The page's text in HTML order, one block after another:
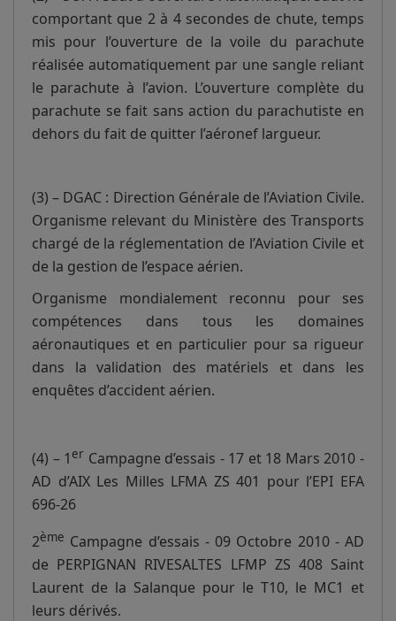
comportant que 2 à 4 secondes de chute, temps
mis pour l’ouverture de la voile du parachute
réalisée automatiquement par une sangle reliant
le parachute à l’avion. L’ouverture complète du
parachute se fait sans action du parachutiste en
dehors du fait de quitter l’aéronef largueur.
(3) – DGAC : Direction Générale de l’Aviation Civile.
Organisme relevant du Ministère des Transports
chargé de la réglementation de l’Aviation Civile et
de la gestion de l’espace aérien.
Organisme mondialement reconnu pour ses
compétences dans tous les domaines
aéronautiques et en particulier pour sa rigueur
dans la validation des matériels et dans les
enquêtes d’accident aérien.
(4) – 1 er Campagne d’essais - 17 et 18 Mars 2010 -
AD d’AIX Les Milles LFMA ZS 401 pour l’EPI EFA
696-26
2ème Campagne d’essais - 09 Octobre 2010 - AD
de PERPIGNAN RIVESALTES LFMP ZS 408 Saint
Laurent de la Salanque pour le T10, le MC1 et
leurs dérivés.